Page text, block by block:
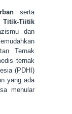
serta
Titik-Tiitik
dan
Ternak
ternak
(PDHI)
yang ada
menular